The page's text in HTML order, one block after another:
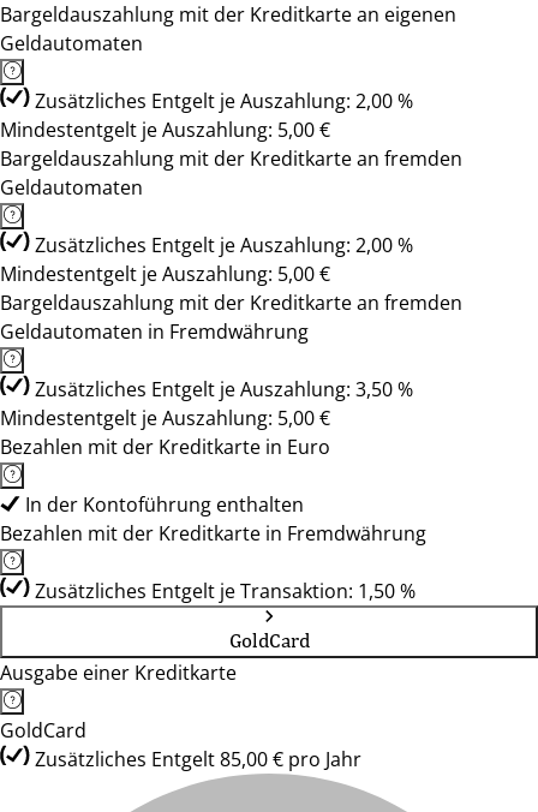
Bargeldauszahlung mit der Kreditkarte an eigenen
Geldautomaten
Zusätzliches Entgelt je Auszahlung: 2,00 %
Mindestentgelt je Auszahlung: 5,00 €
Bargeldauszahlung mit der Kreditkarte an fremden
Geldautomaten
Zusätzliches Entgelt je Auszahlung: 2,00 %
Mindestentgelt je Auszahlung: 5,00 €
Bargeldauszahlung mit der Kreditkarte an fremden
Geldautomaten in Fremdwährung
Zusätzliches Entgelt je Auszahlung: 3,50 %
Mindestentgelt je Auszahlung: 5,00 €
Bezahlen mit der Kreditkarte in Euro
In der Kontoführung enthalten
Bezahlen mit der Kreditkarte in Fremdwährung
Zusätzliches Entgelt je Transaktion: 1,50 %
GoldCard
Ausgabe einer Kreditkarte
GoldCard
Zusätzliches Entgelt 85,00 € pro Jahr